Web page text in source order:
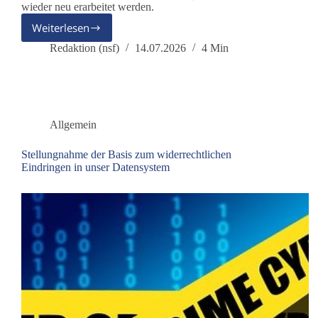
wieder neu erarbeitet werden.
Weiterlesen
Warum
sich
verändern
Redaktion (nsf) 14.07.2026 4 Min
Allgemein
Stellungnahme der Basis zum widerrechtlichen
Eindringen in unser Datensystem